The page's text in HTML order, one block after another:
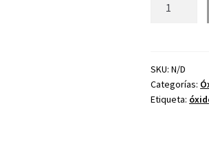
P-
11
cantidad
SKU:N/D
Categorías:
Etiqueta: